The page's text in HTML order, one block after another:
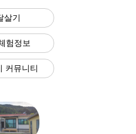
살기
험정보
커뮤니티